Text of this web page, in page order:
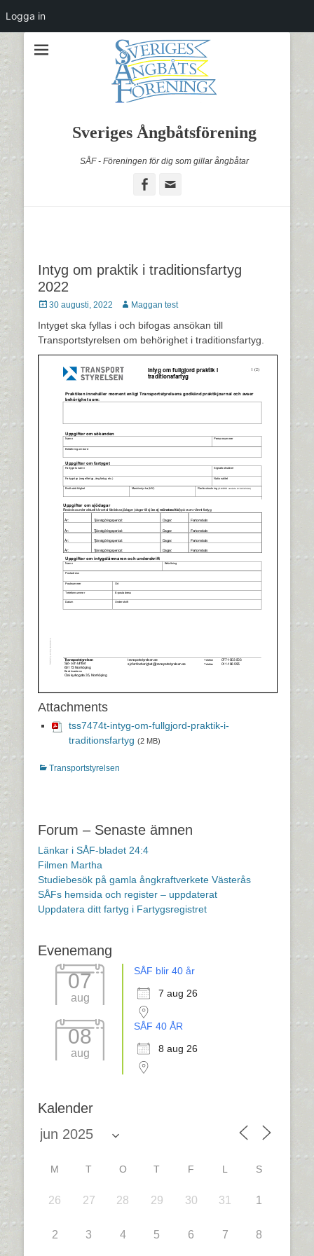
Sveriges Ångbåtsförening
SÅF - Föreningen för dig som gillar ångbåtar
Facebook
Intyg om praktik i traditionsfartyg
2022
Postades
30 augusti, 2022 Författare
Maggan test
Intyget ska fyllas i och bifogas ansökan till
Transportstyrelsen om behörighet i traditionsfartyg.
Attachments
tss7474t-intyg-om-fullgjord-praktik-i-
traditionsfartyg (2 MB)
Kategorier
Transportstyrelsen
Forum – Senaste ämnen
Länkar i SÅF-bladet 24:4
Filmen Martha
Studiebesök på gamla ångkraftverkete Västerås
SÅFs hemsida och register – uppdaterat
Uppdatera ditt fartyg i Fartygsregistret
Evenemang
07
aug
SÅF blir 40 år
7 aug 26
08
aug
SÅF 40 ÅR
8 aug 26
Kalender
M T O T F L S
26 27 28 29 30 31 1
2 3 4 5 6 7 8
Logga in